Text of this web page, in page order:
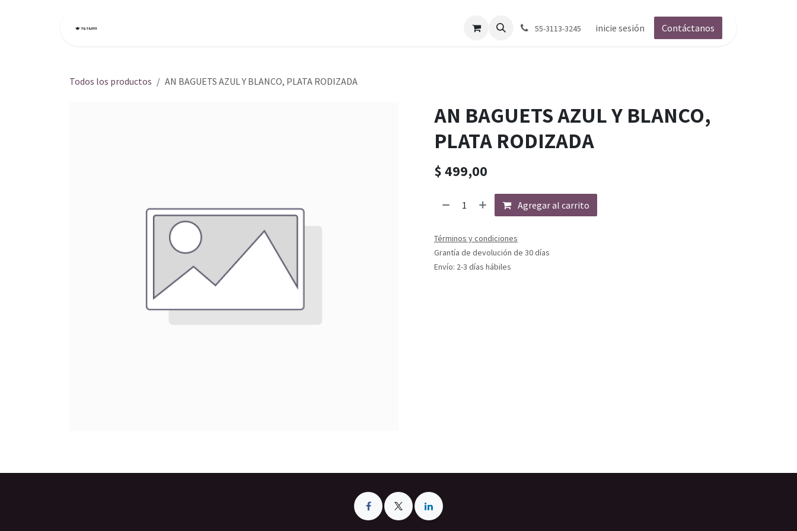
55-3113-3245 inicie sesión Contáctanos
Todos los productos AN BAGUETS AZUL Y BLANCO, PLATA RODIZADA
AN BAGUETS AZUL Y BLANCO,
PLATA RODIZADA
$499,00
Agregar al carrito
Términos y condiciones
Grantía de devolución de 30 días
Envío: 2-3 días hábiles